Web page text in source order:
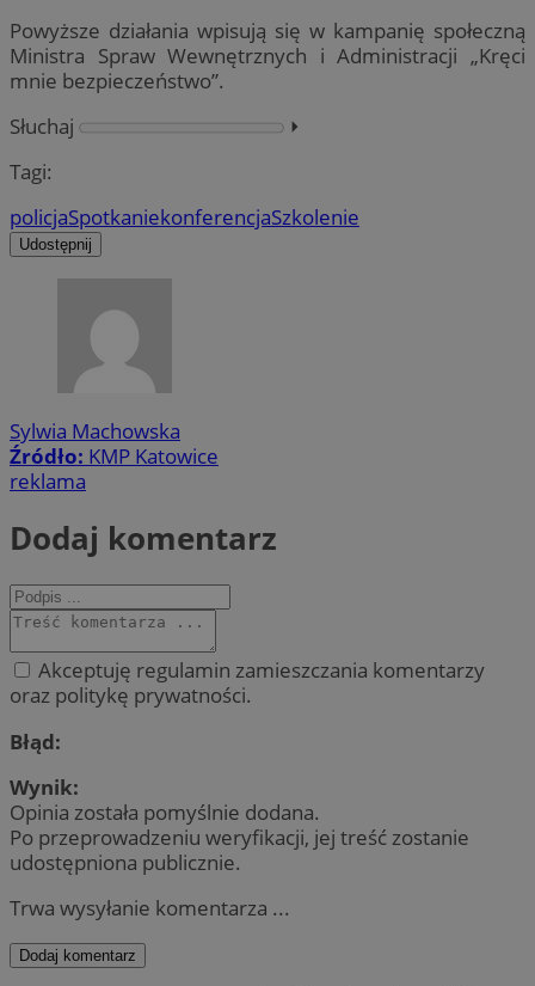
Powyższe działania wpisują się w kampanię społeczną
Ministra Spraw Wewnętrznych i Administracji „Kręci
mnie bezpieczeństwo”.
Słuchaj
⏵︎
Tagi:
policjaSpotkaniekonferencjaSzkolenie
Udostępnij
Sylwia Machowska
Źródło: KMP Katowice
reklama
Dodaj komentarz
Akceptuję regulamin zamieszczania komentarzy
oraz politykę prywatności.
Błąd:
Wynik:
Opinia została pomyślnie dodana.
Po przeprowadzeniu weryfikacji, jej treść zostanie
udostępniona publicznie.
Trwa wysyłanie komentarza ...
Dodaj komentarz